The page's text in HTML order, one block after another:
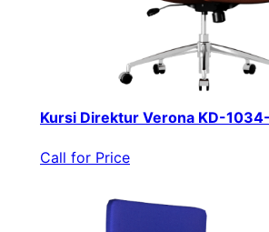
Kursi Direktur Verona KD-
Call for Price